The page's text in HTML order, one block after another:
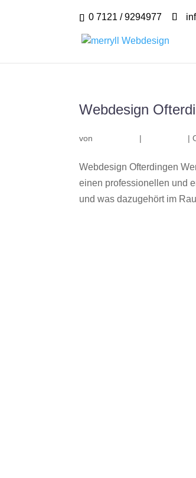
0 7121 / 9294977
Webdesign
von | |
Webdesign Ofterdingen
einen professionellen und
und was dazugehört im